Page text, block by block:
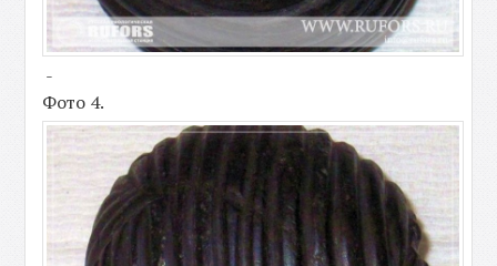
-
Фото 4.